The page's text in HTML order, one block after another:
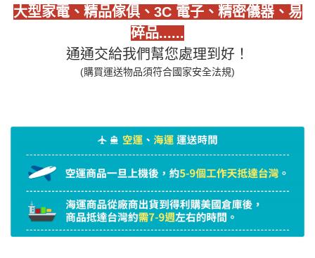
大型家電、精品傢俱、3C 電子、精密儀器、易
碎品......
通通交給我們幫您處理到好！
(購買運送物品須符合國家安全法規)